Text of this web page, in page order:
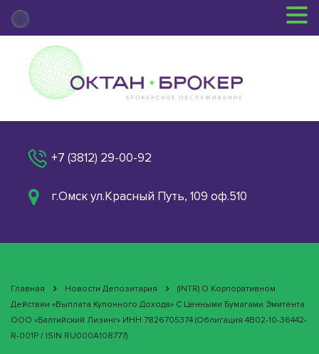
+7 (3812) 29-00-92
г.Омск ул.Красный Путь, 109 оф.510
Главная Новости Депозитария
(INTR) О Корпоративном
Действии «Выплата Купонного Дохода» С Ценными Бумагами Эмитента
ООО «Балтийский Лизинг» ИНН 7826705374 (облигация 4B02-10-36442-
R-001P / ISIN RU000A108777)